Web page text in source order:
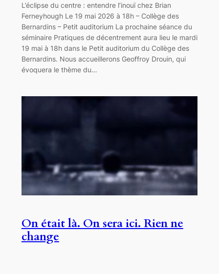
L’éclipse du centre : entendre l’inouï chez Brian
Ferneyhough Le 19 mai 2026 à 18h – Collège des
Bernardins – Petit auditorium La prochaine séance du
séminaire Pratiques de décentrement aura lieu le mardi
19 mai à 18h dans le Petit auditorium du Collège des
Bernardins. Nous accueillerons Geoffroy Drouin, qui
évoquera le thème du…
On était là. On sera ici. Rien ne
change